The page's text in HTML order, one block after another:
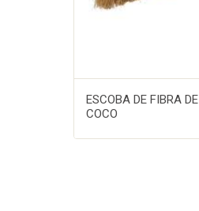
ESCOBA DE FIBRA DE
COCO